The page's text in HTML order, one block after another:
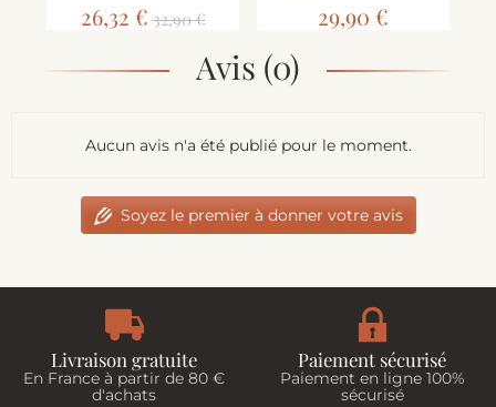
26,32 € 32,90 € 29,90 €
Avis (0)
Aucun avis n'a été publié pour le moment.
Soyez le premier à donner votre avis
Livraison gratuite
En France à partir de 80 €
d'achats
Paiement sécurisé
Paiement en ligne 100%
sécurisé